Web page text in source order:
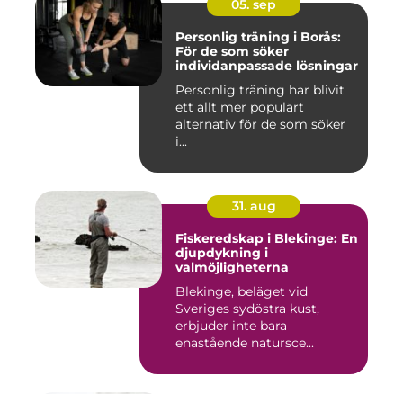
05. sep
Personlig träning i Borås:
För de som söker
individanpassade lösningar
Personlig träning har blivit
ett allt mer populärt
alternativ för de som söker
i...
31. aug
Fiskeredskap i Blekinge: En
djupdykning i
valmöjligheterna
Blekinge, beläget vid
Sveriges sydöstra kust,
erbjuder inte bara
enastående natursce...